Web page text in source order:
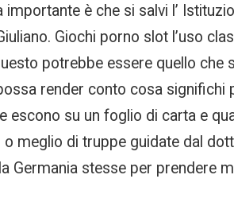
è che si salvi l’
Giochi porno slot l’uso
potrebbe essere quello
render conto cosa
escono su un foglio di carta e
o meglio di truppe guidate dal
Germania stesse per prendere